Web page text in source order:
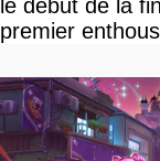
le début de la
premier